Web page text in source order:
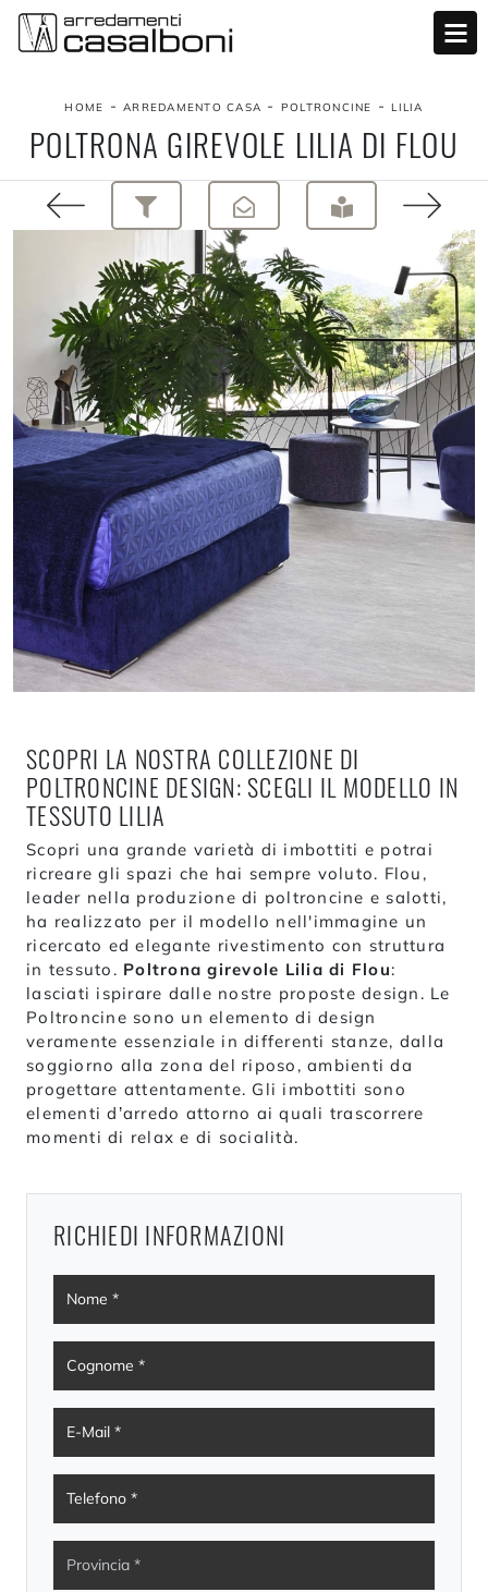
HOME -ARREDAMENTO CASA - POLTRONCINE -LILIA
POLTRONA GIREVOLE LILIA DI FLOU
SCOPRI LA NOSTRA COLLEZIONE DI
POLTRONCINE DESIGN: SCEGLI IL MODELLO IN
TESSUTO LILIA
Scopri una grande varietà di imbottiti e potrai
ricreare gli spazi che hai sempre voluto. Flou,
leader nella produzione di poltroncine e salotti,
ha realizzato per il modello nell'immagine un
ricercato ed elegante rivestimento con struttura
in tessuto. Poltrona girevole Lilia di Flou:
lasciati ispirare dalle nostre proposte design. Le
Poltroncine sono un elemento di design
veramente essenziale in differenti stanze, dalla
soggiorno alla zona del riposo, ambienti da
progettare attentamente. Gli imbottiti sono
elementi d’arredo attorno ai quali trascorrere
momenti di relax e di socialità.
RICHIEDI INFORMAZIONI